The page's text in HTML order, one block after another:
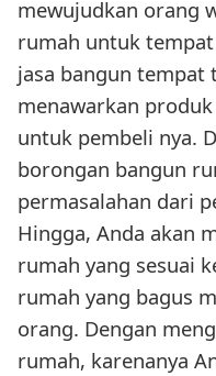
mewujudkan orang
rumah untuk
jasa bangun tempat
menawarkan
untuk pembeli nya.
borongan bangun
permasalahan dari
Hingga, Anda akan
rumah yang sesuai
rumah yang bagus
orang. Dengan
rumah, karenanya